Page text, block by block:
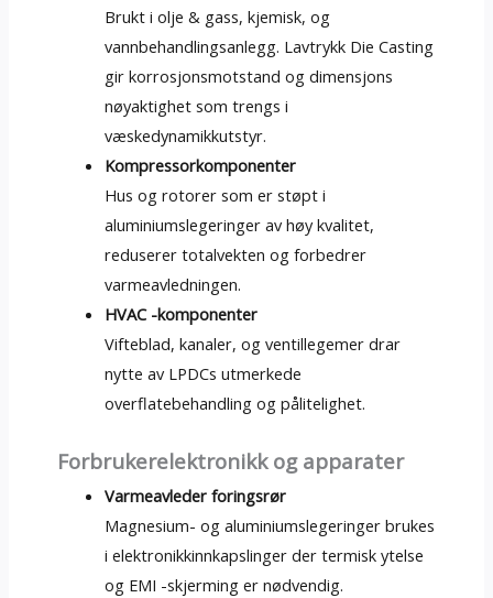
Brukt i olje & gass, kjemisk, og
vannbehandlingsanlegg. Lavtrykk Die Casting
gir korrosjonsmotstand og dimensjons
nøyaktighet som trengs i
væskedynamikkutstyr.
Kompressorkomponenter
Hus og rotorer som er støpt i
aluminiumslegeringer av høy kvalitet,
reduserer totalvekten og forbedrer
varmeavledningen.
HVAC -komponenter
Vifteblad, kanaler, og ventillegemer drar
nytte av LPDCs utmerkede
overflatebehandling og pålitelighet.
Forbrukerelektronikk og apparater
Varmeavleder foringsrør
Magnesium- og aluminiumslegeringer brukes
i elektronikkinnkapslinger der termisk ytelse
og EMI -skjerming er nødvendig.